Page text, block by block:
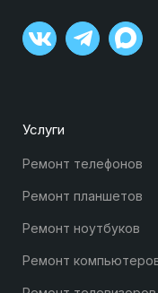
Услуги
Ремонт телефонов
Ремонт планшетов
Ремонт ноутбуков
Ремонт